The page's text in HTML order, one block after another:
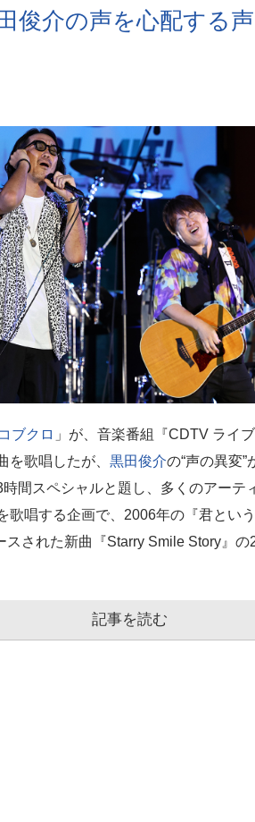
俊介の声を心配する
コブクロ 」が、音楽番組『CDTV ライ
を歌唱したが、 黒田俊介の“声の異変
間スペシャルと題し、多くのアーテ
歌唱する企画で、2006年の『君とい
された新曲『Starry Smile Story』の
記事を読む